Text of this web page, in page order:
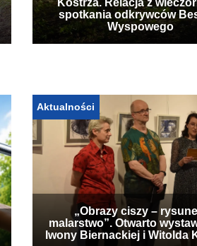
Kostrza. Relacja z
spotkania odkrywców
Wyspowego
Aktualności
„Obrazy ciszy –
malarstwo”. Otwarto
Iwony Biernackiej i Witolda